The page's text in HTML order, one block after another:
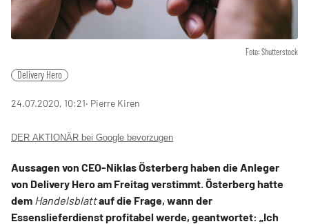
Foto: Shutterstock
Delivery Hero
24.07.2020, 10:21‧ Pierre Kiren
DER AKTIONÄR bei Google bevorzugen
Aussagen von CEO-Niklas Österberg haben die Anleger
von Delivery Hero am Freitag verstimmt. Österberg hatte
dem Handelsblattauf die Frage, wann der
Essenslieferdienst profitabel werde, geantwortet: „Ich